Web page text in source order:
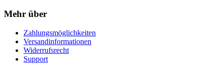
Mehr über
Zahlungsmöglichkeiten
Versandinformationen
Widerrufsrecht
Support